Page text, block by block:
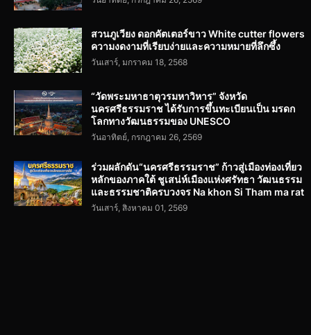
สวนภูเวียง ดอกคัตเตอร์ขาว White cutter flowers
ความงดงามที่เรียบง่ายและความหมายที่ลึกซึ้ง
วันเสาร์, มกราคม 18, 2568
“วัดพระมหาธาตุวรมหาวิหาร” จังหวัด
นครศรีธรรมราช ได้รับการขึ้นทะเบียนเป็น มรดก
โลกทางวัฒนธรรมของ UNESCO
วันอาทิตย์, กรกฎาคม 26, 2569
ร่วมผลักดัน“นครศรีธรรมราช” ก้าวสู่เมืองท่องเที่ยว
หลักของภาคใต้ ชูเสน่ห์เมืองแห่งศรัทธา วัฒนธรรม
และธรรมชาติครบวงจร Na khon Si Tham ma rat
วันเสาร์, สิงหาคม 01, 2569